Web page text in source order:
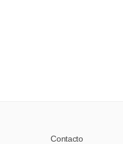
Contacto